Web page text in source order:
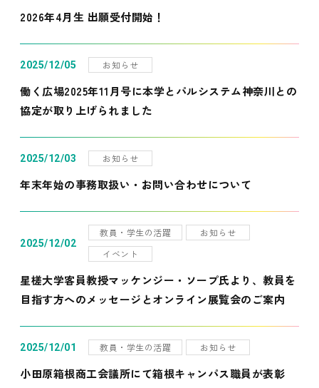
2026年4月生 出願受付開始！
2025/12/05 お知らせ
働く広場2025年11月号に本学とパルシステム神奈川との
協定が取り上げられました
2025/12/03 お知らせ
年末年始の事務取扱い・お問い合わせについて
2025/12/02
教員・学生の活躍
お知らせ
イベント
星槎大学客員教授マッケンジー・ソープ氏より、教員を
目指す方へのメッセージとオンライン展覧会のご案内
2025/12/01 教員・学生の活躍 お知らせ
小田原箱根商工会議所にて箱根キャンパス職員が表彰